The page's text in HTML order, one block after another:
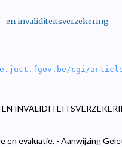
en invaliditeitsverzekering
cgi/
en evaluatie. - Aanwijzing